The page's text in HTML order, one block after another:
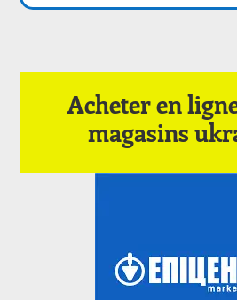
Acheter en
magasins